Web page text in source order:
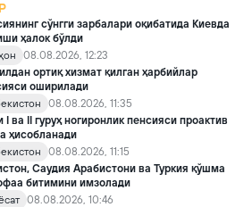
сўнгги зарбалари оқибатида Киевда
ҳалок бўлди
08.08.2026, 12:23
ортиқ хизмат қилган ҳарбийлар
оширилади
08.08.2026, 11:35
I ва II гуруҳ ногиронлик пенсияси проактив
ҳисобланади
08.08.2026, 11:15
Саудия Арабистони ва Туркия қўшма
битимини имзолади
08.08.2026, 10:46